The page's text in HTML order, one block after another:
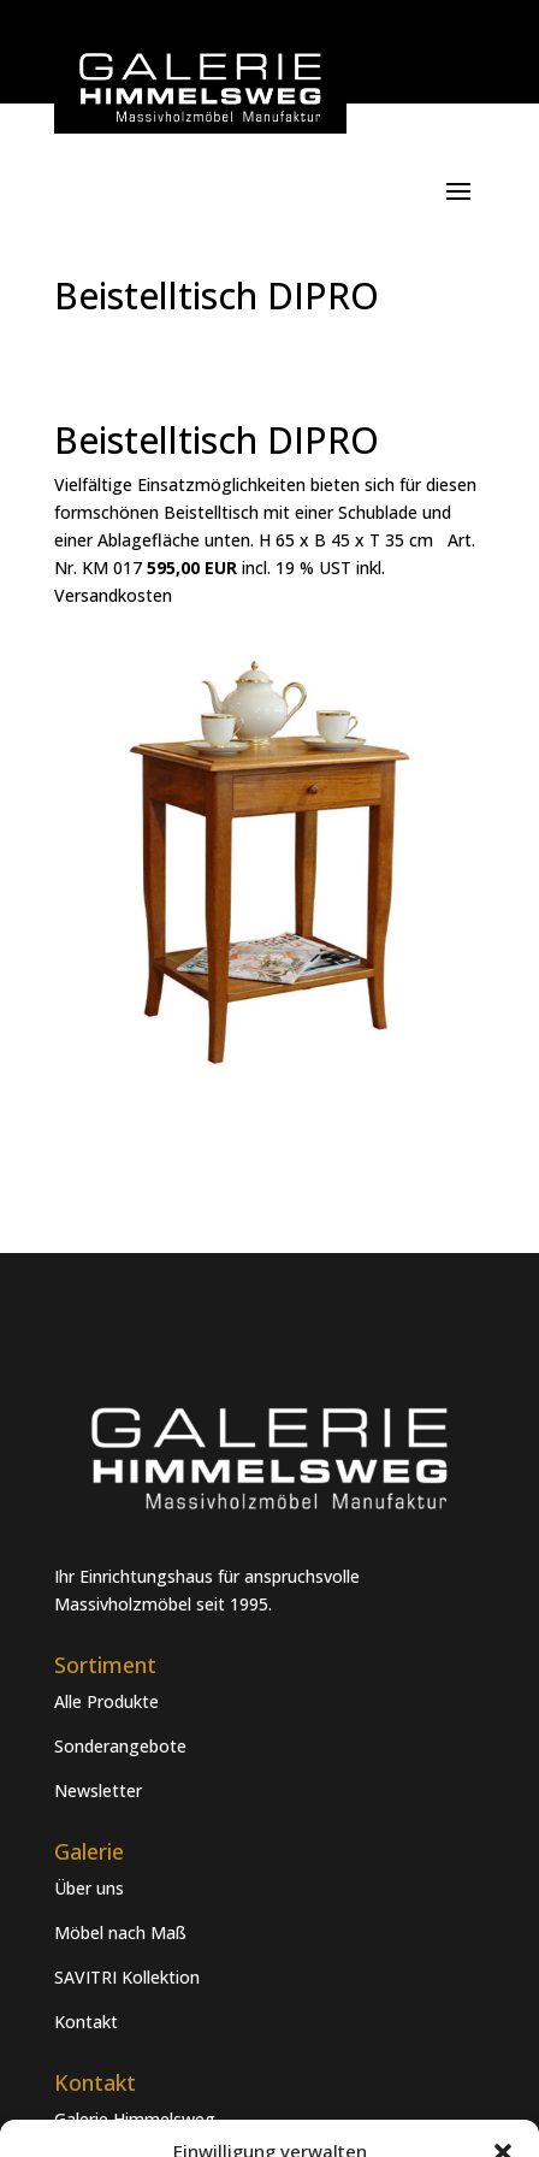
Einwilligung verwalten
Beistelltisch DIPRO
Beistelltisch DIPRO
Vielfältige Einsatzmöglichkeiten bieten sich für diesen
formschönen Beistelltisch mit einer Schublade und
einer Ablagefläche unten. H 65 x B 45 x T 35 cm Art.
Nr. KM 017 595,00 EURincl. 19 % UST inkl.
Versandkosten
Ihr Einrichtungshaus für anspruchsvolle
Massivholzmöbel seit 1995.
Sortiment
Alle Produkte
Sonderangebote
Newsletter
Galerie
Über uns
Möbel nach Maß
SAVITRI Kollektion
Kontakt
Kontakt
Galerie Himmelsweg
Dieckhofstraße 16